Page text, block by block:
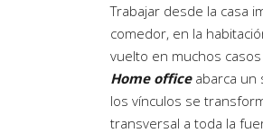
Trabajar desde la casa
comedor, en la
vuelto en muchos
Home officeabarca un
los vínculos se
transversal a toda la